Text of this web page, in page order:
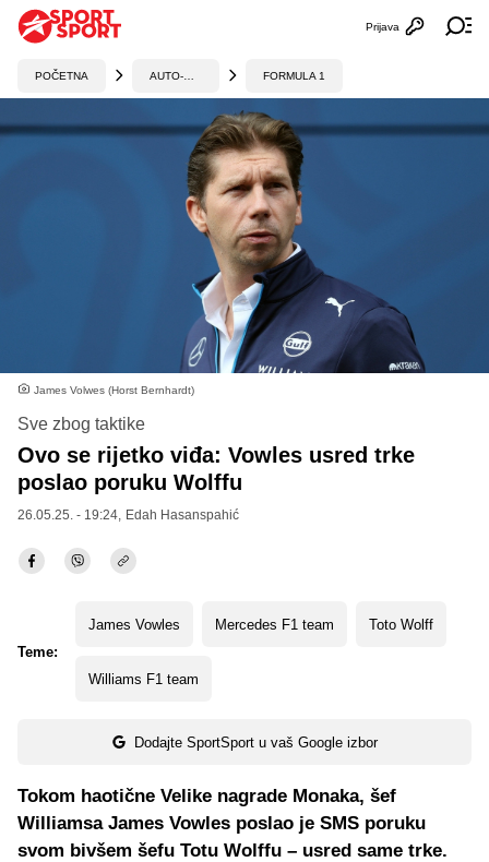
Otvori
Prijava
POČETNA FORMULA 1
James Volwes (Horst Bernhardt)
Sve zbog taktike
Ovo se rijetko viđa: Vowles usred trke
poslao poruku Wolffu
26.05.25. - 19:24, Edah Hasanspahić
Teme:
James Vowles Mercedes F1 team Toto Wolff
Williams F1 team
Dodajte SportSport u vaš Google izbor
Tokom haotične Velike nagrade Monaka, šef
Williamsa James Vowles poslao je SMS poruku
svom bivšem šefu Totu Wolffu – usred same trke.